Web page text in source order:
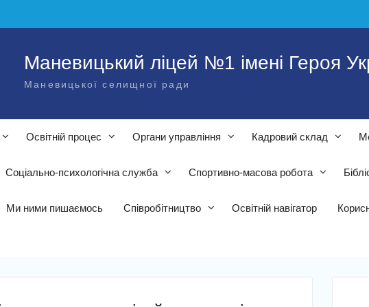
Маневицький ліцей №1 імені Героя
Маневицької селищної ради
Освітній процес Органи управління Кадровий склад
Соціально-психологічна служба Спортивно-масова робота
Ми ними пишаємось Співробітництво Освітній навігатор